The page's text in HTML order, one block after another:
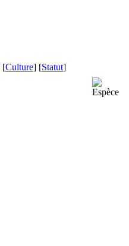
[Culture] [Statut]